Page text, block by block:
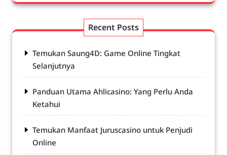
Recent Posts
Temukan Saung4D: Game Online Tingkat
Selanjutnya
Panduan Utama Ahlicasino: Yang Perlu Anda
Ketahui
Temukan Manfaat Juruscasino untuk Penjudi
Online